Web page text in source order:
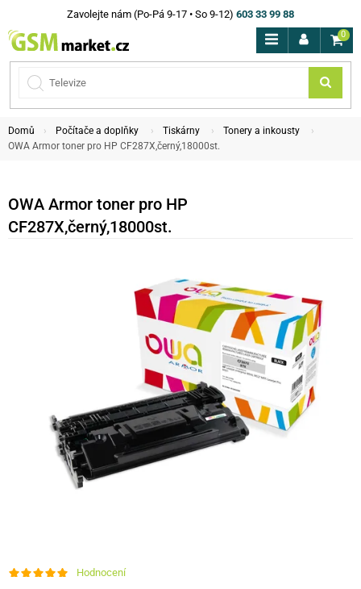
Zavolejte nám (Po-Pá 9-17 • So 9-12) 603 33 99 88
0
Domů Počítače a doplňky Tiskárny
Tonery a inkousty
OWA Armor toner pro HP CF287X,černý,18000st.
OWA Armor toner pro HP
CF287X,černý,18000st.
Hodnocení